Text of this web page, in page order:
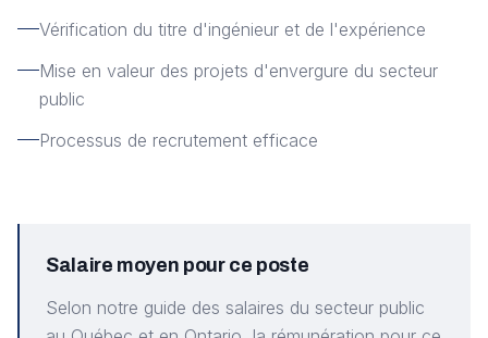
Vérification du titre d'ingénieur et de l'expérience
Mise en valeur des projets d'envergure du secteur
public
Processus de recrutement efficace
Salaire moyen pour ce poste
Selon notre guide des salaires du secteur public